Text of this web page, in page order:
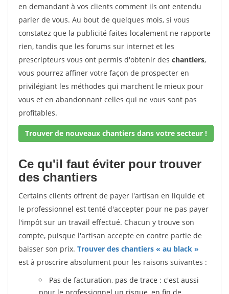
en demandant à vos clients comment ils ont entendu
parler de vous. Au bout de quelques mois, si vous
constatez que la publicité faites localement ne rapporte
rien, tandis que les forums sur internet et les
prescripteurs vous ont permis d'obtenir des chantiers,
vous pourrez affiner votre façon de prospecter en
privilégiant les méthodes qui marchent le mieux pour
vous et en abandonnant celles qui ne vous sont pas
profitables.
Trouver de nouveaux chantiers dans votre secteur !
Ce qu'il faut éviter pour trouver
des chantiers
Certains clients offrent de payer l'artisan en liquide et
le professionnel est tenté d'accepter pour ne pas payer
l'impôt sur un travail effectué. Chacun y trouve son
compte, puisque l'artisan accepte en contre partie de
baisser son prix. Trouver des chantiers « au black »
est à proscrire absolument pour les raisons suivantes :
Pas de facturation, pas de trace : c'est aussi